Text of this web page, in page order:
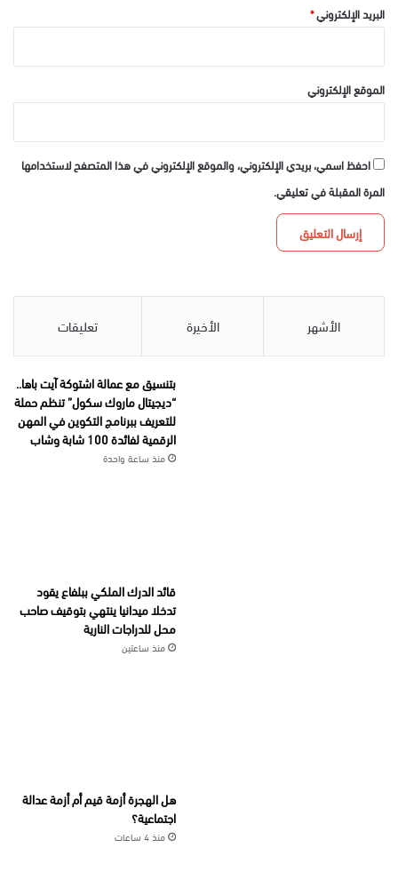
البريد الإلكتروني*
الموقع الإلكتروني
احفظ اسمي، بريدي الإلكتروني، والموقع الإلكتروني في هذا المتصفح لاستخدامها
المرة المقبلة في تعليقي.
الأشهر الأخيرة تعليقات
بتنسيق مع عمالة اشتوكة آيت باها..
“ديجيتال ماروك سكول” تنظم حملة
للتعريف ببرنامج التكوين في المهن
الرقمية لفائدة 100 شابة وشاب
منذ ساعة واحدة
قائد الدرك الملكي ببلفاع يقود
تدخلا ميدانيا ينتهي بتوقيف صاحب
محل للدراجات النارية
منذ ساعتين
هل الهجرة أزمة قيم أم أزمة عدالة
اجتماعية؟
منذ 4 ساعات